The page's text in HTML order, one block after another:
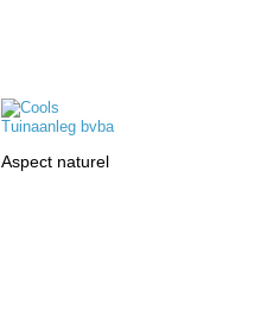
Aspect naturel